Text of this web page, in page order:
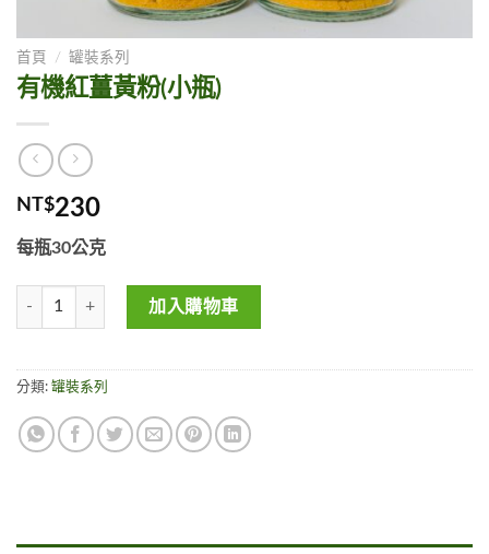
首頁 / 罐裝系列
有機紅薑黃粉(小瓶)
NT$230
每瓶30公克
有機紅薑黃粉(小瓶) 數量
加入購物車
分類: 罐裝系列